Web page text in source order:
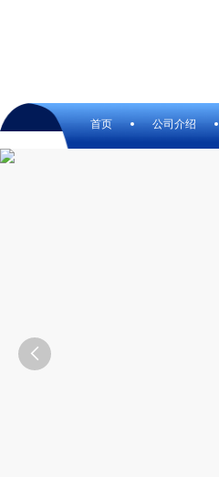
首页 公司介绍
